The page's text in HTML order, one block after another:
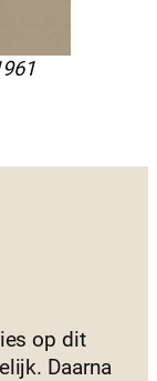
op dit
Daarna